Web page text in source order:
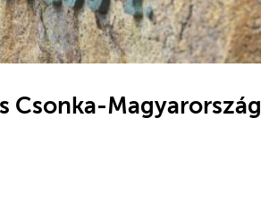
Csonka-Magyarország